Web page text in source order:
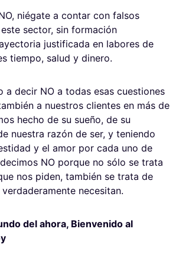
niégate a contar con falsos
sector, sin formación
justificada en labores de
tiempo, salud y dinero.
a decir NO a todas esas cuestiones
a nuestros clientes en más de
hecho de su sueño, de su
nuestra razón de ser, y teniendo
y el amor por cada uno de
NO porque no sólo se trata
nos piden, también se trata de
necesitan.
del ahora, Bienvenido al